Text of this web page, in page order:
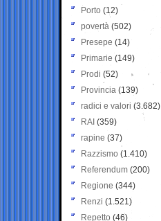
Porto (12)
povertà (502)
Presepe (14)
Primarie (149)
Prodi (52)
Provincia (139)
radici e valori (3.682)
RAI (359)
rapine (37)
Razzismo (1.410)
Referendum (200)
Regione (344)
Renzi (1.521)
Repetto (46)